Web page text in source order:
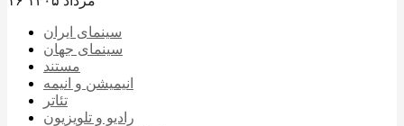
سینمای ایران
سینمای جهان
مستند
انیمیشن و انیمه
تئاتر
رادیو و تلویزیون